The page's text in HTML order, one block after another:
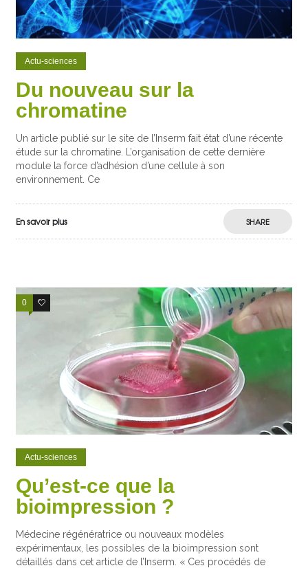
Actu-sciences
Du nouveau sur la
chromatine
Un article publié sur le site de l’Inserm fait état d’une récente
étude sur la chromatine. L’organisation de cette dernière
module la force d’adhésion d’une cellule à son
environnement. Ce
En savoir plus SHARE
0 4
Actu-sciences
Qu’est-ce que la
bioimpression ?
Médecine régénératrice ou nouveaux modèles
expérimentaux, les possibles de la bioimpression sont
détaillés dans cet article de l’Inserm. « Ces procédés de